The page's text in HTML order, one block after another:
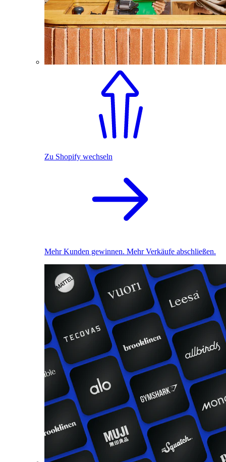
Zu Shopify wechseln
Mehr Kunden gewinnen. Mehr Verkäufe abschließen.